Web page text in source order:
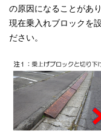
の原因になることがあり
現在乗入れブロックを
ださい。